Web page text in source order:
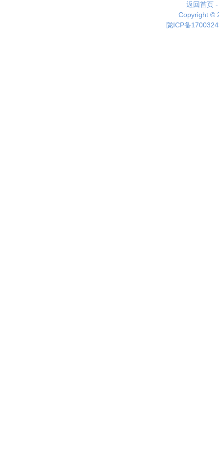
返回首页
Copyright ©
陇ICP备